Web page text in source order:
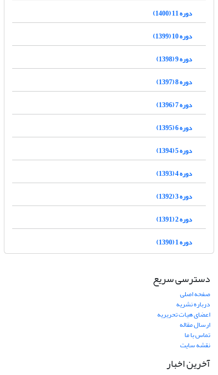
دوره 11 (1400)
دوره 10 (1399)
دوره 9 (1398)
دوره 8 (1397)
دوره 7 (1396)
دوره 6 (1395)
دوره 5 (1394)
دوره 4 (1393)
دوره 3 (1392)
دوره 2 (1391)
دوره 1 (1390)
دسترسی سریع
صفحه اصلی
درباره نشریه
اعضای هیات تحریریه
ارسال مقاله
تماس با ما
نقشه سایت
آخرین اخبار